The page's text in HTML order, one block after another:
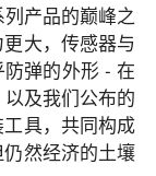
产品的巅峰之
大，传感器与
弹的外形 - 在
及我们公布的
具，共同构成
然经济的土壤